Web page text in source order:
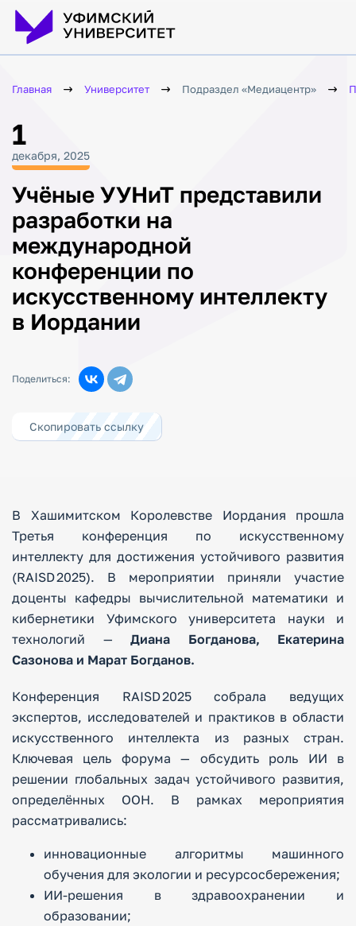
Главная Университет Подраздел «Медиацентр»
1
декабря, 2025
Учёные УУНиТ представили
разработки на
международной
конференции по
искусственному интеллекту
в Иордании
Поделиться:
Скопировать ссылку
В Хашимитском Королевстве Иордания прошла
Третья конференция по искусственному
интеллекту для достижения устойчивого развития
(RAISD 2025). В мероприятии приняли участие
доценты кафедры вычислительной математики и
кибернетики Уфимского университета науки и
технологий — Диана Богданова, Екатерина
Сазонова и Марат Богданов.
Конференция RAISD 2025 собрала ведущих
экспертов, исследователей и практиков в области
искусственного интеллекта из разных стран.
Ключевая цель форума — обсудить роль ИИ в
решении глобальных задач устойчивого развития,
определённых ООН. В рамках мероприятия
рассматривались:
инновационные алгоритмы машинного
обучения для экологии и ресурсосбережения;
ИИ‑решения в здравоохранении и
образовании;